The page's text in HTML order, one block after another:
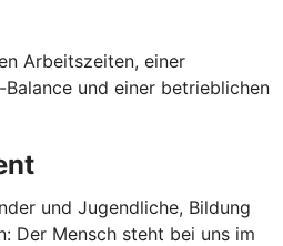
Arbeitszeiten, einer
und einer betrieblichen
und Jugendliche, Bildung
Der Mensch steht bei uns im